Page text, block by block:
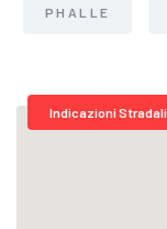
PHALLE
Indicazioni Stradali